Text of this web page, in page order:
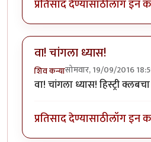
प्रतिसाद देण्यासाठीलॉग इन
वा! चांगला ध्यास!
शिव कन्यासोमवार, 19/09/2016
वा! चांगला ध्यास! हिस्ट्री
प्रतिसाद देण्यासाठीलॉग इन